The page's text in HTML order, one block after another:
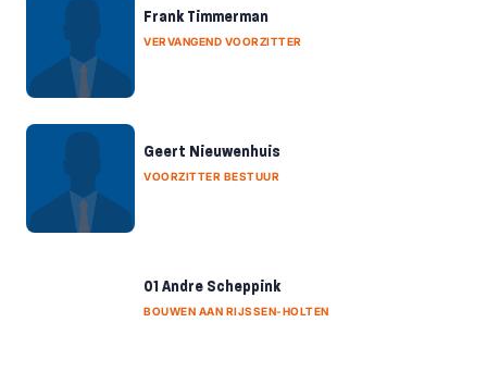
Frank Timmerman
VERVANGEND VOORZITTER
Geert Nieuwenhuis
VOORZITTER BESTUUR
01 Andre Scheppink
BOUWEN AAN RIJSSEN-HOLTEN